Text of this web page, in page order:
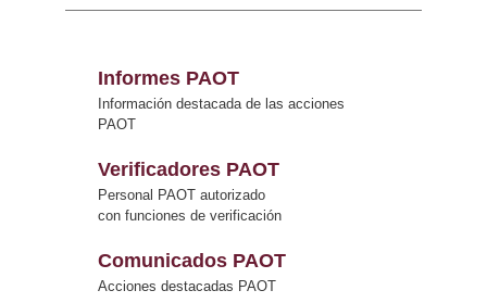
Informes PAOT
Información destacada de las acciones
PAOT
Verificadores PAOT
Personal PAOT autorizado
con funciones de verificación
Comunicados PAOT
Acciones destacadas PAOT